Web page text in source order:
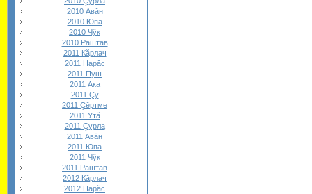
2010 Авăн
2010 Юпа
2010 Чӳк
2010 Раштав
2011 Кăрлач
2011 Нарăс
2011 Пуш
2011 Ака
2011 Çу
2011 Çĕртме
2011 Утă
2011 Çурла
2011 Авăн
2011 Юпа
2011 Чӳк
2011 Раштав
2012 Кăрлач
2012 Нарăс